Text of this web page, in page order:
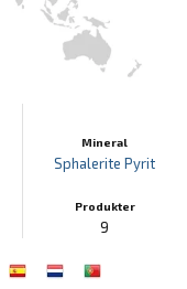
Mineral
Sphalerite Pyrit
Produkter
9